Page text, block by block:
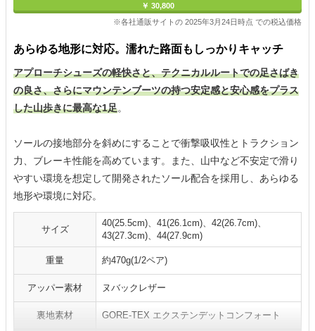
￥ 30,800
※各社通販サイトの 2025年3月24日時点 での税込価格
あらゆる地形に対応。濡れた路面もしっかりキャッチ
アプローチシューズの軽快さと、テクニカルルートでの足さばき
の良さ、さらにマウンテンブーツの持つ安定感と安心感をプラス
した山歩きに最高な1足。
ソールの接地部分を斜めにすることで衝撃吸収性とトラクション
力、ブレーキ性能を高めています。また、山中など不安定で滑り
やすい環境を想定して開発されたソール配合を採用し、あらゆる
地形や環境に対応。
サイズ
40(25.5cm)、41(26.1cm)、42(26.7cm)、
43(27.3cm)、44(27.9cm)
重量 約470g(1/2ペア)
アッパー素材 ヌバックレザー
裏地素材 GORE-TEX エクステンデットコンフォート